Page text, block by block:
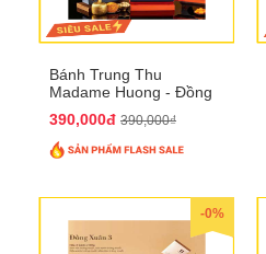
Bánh Trung Thu
Madame Huong - Đồng
390,000đ 390,000₫
-0%